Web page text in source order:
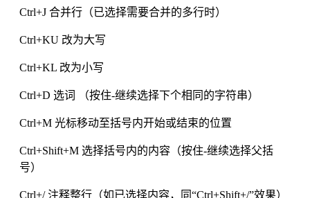
Ctrl+J 合并行（已选择需要合并的多行时）
Ctrl+KU 改为大写
Ctrl+KL 改为小写
Ctrl+D 选词 （按住-继续选择下个相同的字符串）
Ctrl+M 光标移动至括号内开始或结束的位置
Ctrl+Shift+M 选择括号内的内容（按住-继续选择父括
号）
Ctrl+/ 注释整行（如已选择内容，同“Ctrl+Shift+/”效果）